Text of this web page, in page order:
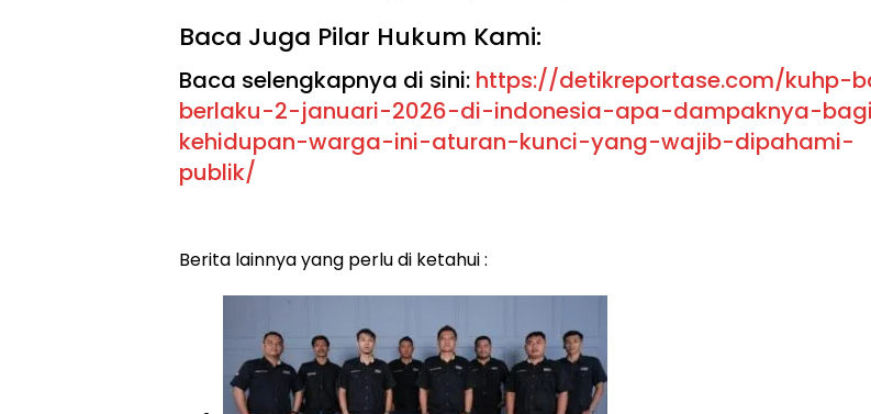
Baca Juga Pilar Hukum Kami:
Baca selengkapnya di sini: https://detikreportase.com/kuhp-
berlaku-2-januari-2026-di-indonesia-apa-dampaknya-
kehidupan-warga-ini-aturan-kunci-yang-wajib-dipahami-
publik/
Berita lainnya yang perlu di ketahui :